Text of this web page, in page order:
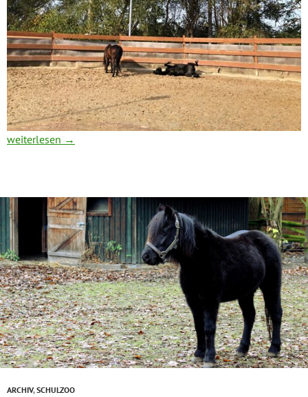
Update zu unseren Ponys
weiterlesen →
ARCHIV,SCHULZOO